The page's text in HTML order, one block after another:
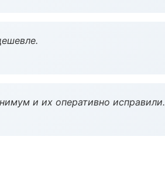
и их оперативно исправили.